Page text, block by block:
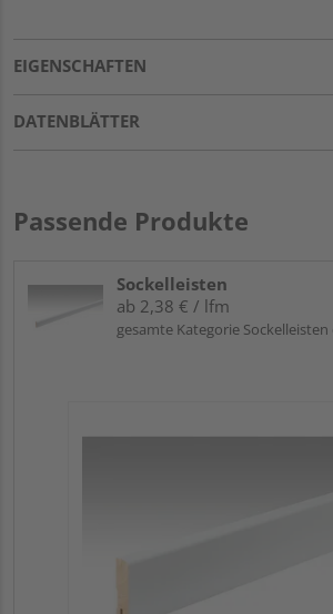
EIGENSCHAFTEN
DATENBLÄTTER
Passende Produkte
Sockelleisten
ab 2,38 € / lfm
gesamte Kategorie